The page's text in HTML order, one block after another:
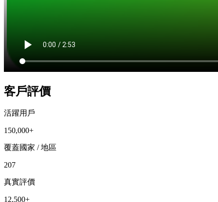
客戶評價
活躍用戶
150,000+
覆蓋國家 / 地區
207
真實評價
12,500+